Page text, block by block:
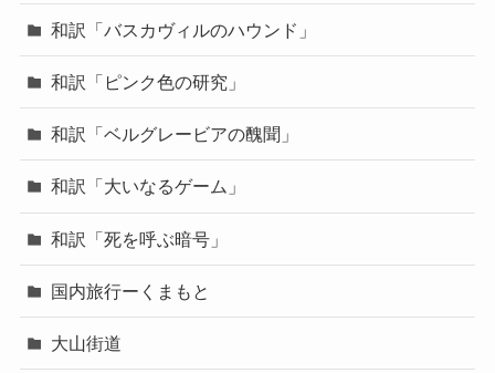
和訳「バスカヴィルのハウンド」
和訳「ピンク色の研究」
和訳「ベルグレービアの醜聞」
和訳「大いなるゲーム」
和訳「死を呼ぶ暗号」
国内旅行ーくまもと
大山街道